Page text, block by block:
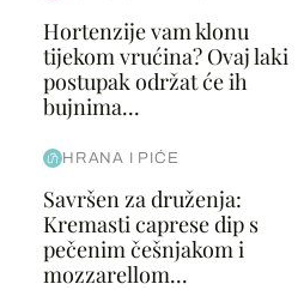
Hortenzije vam klonu
tijekom vrućina? Ovaj laki
postupak održat će ih
bujnima...
HRANA I PIĆE
Savršen za druženja:
Kremasti caprese dip s
pečenim češnjakom i
mozzarellom...